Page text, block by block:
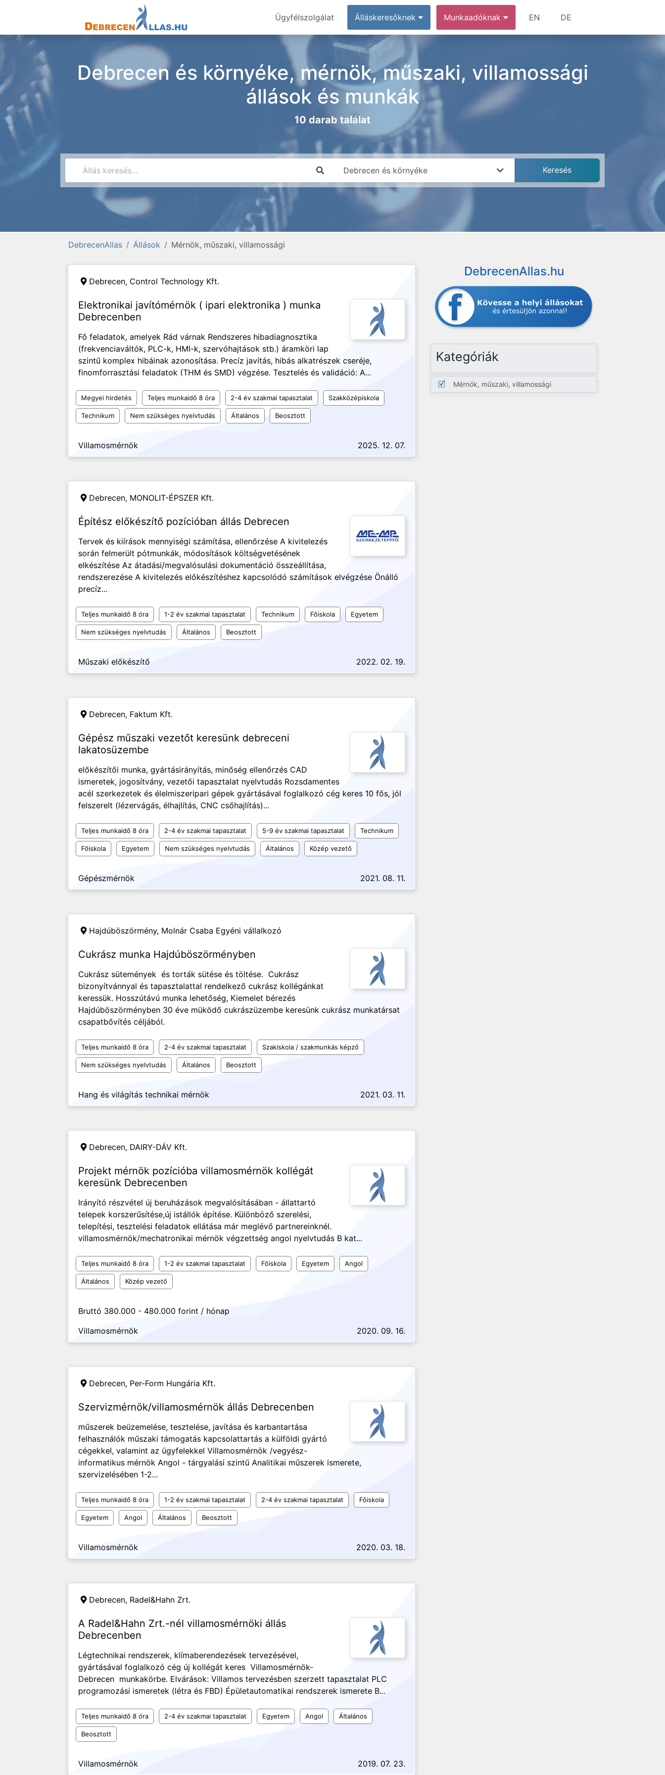
Ügyfélszolgálat Álláskeresőknek Munkaadóknak EN DE
Debrecen és környéke, mérnök, műszaki, villamossági
állások és munkák
10 darab találat
DebrecenAllas Állások Mérnök, műszaki, villamossági
Debrecen, Control Technology Kft.
Elektronikai javítómérnök ( ipari elektronika ) munka
Debrecenben
Fő feladatok, amelyek Rád várnak Rendszeres hibadiagnosztika
(frekvenciaváltók, PLC-k, HMI-k, szervóhajtások stb.) áramköri lap
szintű komplex hibáinak azonosítása. Precíz javítás, hibás alkatrészek cseréje,
finomforrasztási feladatok (THM és SMD) végzése. Tesztelés és validáció: A...
Megyei hirdetés Teljes munkaidő 8 óra 2-4 év szakmai tapasztalat Szakközépiskola
Technikum Nem szükséges nyelvtudás Általános Beosztott
Villamosmérnök 2025. 12. 07.
Debrecen, MONOLIT-ÉPSZER Kft.
Építész előkészítő pozícióban állás Debrecen
Tervek és kiírások mennyiségi számítása, ellenőrzése A kivitelezés
során felmerült pótmunkák, módosítások költségvetésének
elkészítése Az átadási/megvalósulási dokumentáció összeállítása,
rendszerezése A kivitelezés előkészítéshez kapcsolódó számítások elvégzése Önálló
precíz...
Teljes munkaidő 8 óra 1-2 év szakmai tapasztalat Technikum Főiskola Egyetem
Nem szükséges nyelvtudás Általános Beosztott
Műszaki előkészítő 2022. 02. 19.
Debrecen, Faktum Kft.
Gépész műszaki vezetőt keresünk debreceni
lakatosüzembe
előkészítői munka, gyártásirányítás, minőség ellenőrzés CAD
ismeretek, jogosítvány, vezetői tapasztalat nyelvtudás Rozsdamentes
acél szerkezetek és élelmiszeripari gépek gyártásával foglalkozó cég keres 10 fős, jól
felszerelt (lézervágás, élhajlítás, CNC csőhajlítás)...
Teljes munkaidő 8 óra 2-4 év szakmai tapasztalat 5-9 év szakmai tapasztalat Technikum
Főiskola Egyetem Nem szükséges nyelvtudás Általános Közép vezető
Gépészmérnök 2021. 08. 11.
Hajdúböszörmény, Molnár Csaba Egyéni vállalkozó
Cukrász munka Hajdúböszörményben
Cukrász sütemények és torták sütése és töltése. Cukrász
bizonyítvánnyal és tapasztalattal rendelkező cukrász kollégánkat
keressük. Hosszútávú munka lehetőség, Kiemelet bérezés
Hajdúböszörményben 30 éve müködő cukrászüzembe keresünk cukrász munkatársat
csapatbővítés céljából.
Teljes munkaidő 8 óra 2-4 év szakmai tapasztalat Szakiskola / szakmunkás képző
Nem szükséges nyelvtudás Általános Beosztott
Hang és világítás technikai mérnök 2021. 03. 11.
Debrecen, DAIRY-DÁV Kft.
Projekt mérnök pozícióba villamosmérnök kollégát
keresünk Debrecenben
Irányító részvétel új beruházások megvalósításában - állattartó
telepek korszerűsítése,új istállók építése. Különböző szerelési,
telepítési, tesztelési feladatok ellátása már meglévő partnereinknél.
villamosmérnök/mechatronikai mérnök végzettség angol nyelvtudás B kat...
Teljes munkaidő 8 óra 1-2 év szakmai tapasztalat Főiskola Egyetem Angol
Általános Közép vezető
Bruttó 380.000 - 480.000 forint / hónap
Villamosmérnök
2020. 09. 16.
Debrecen, Per-Form Hungária Kft.
Szervizmérnök/villamosmérnök állás Debrecenben
műszerek beüzemelése, tesztelése, javítása és karbantartása
felhasználók műszaki támogatás kapcsolattartás a külföldi gyártó
cégekkel, valamint az ügyfelekkel Villamosmérnök /vegyész-
informatikus mérnök Angol - tárgyalási szintű Analitikai műszerek ismerete,
szervizelésében 1-2...
Teljes munkaidő 8 óra 1-2 év szakmai tapasztalat 2-4 év szakmai tapasztalat Főiskola
Egyetem Angol Általános Beosztott
Villamosmérnök 2020. 03. 18.
Debrecen, Radel&Hahn Zrt.
A Radel&Hahn Zrt.-nél villamosmérnöki állás
Debrecenben
Légtechnikai rendszerek, klímaberendezések tervezésével,
gyártásával foglalkozó cég új kollégát keres Villamosmérnök-
Debrecen munkakörbe. Elvárások: Villamos tervezésben szerzett tapasztalat PLC
programozási ismeretek (létra és FBD) Épületautomatikai rendszerek ismerete B...
Teljes munkaidő 8 óra 2-4 év szakmai tapasztalat Egyetem Angol Általános
Beosztott
Villamosmérnök 2019. 07. 23.
DebrecenAllas.hu
Kategóriák
Mérnök, műszaki, villamossági